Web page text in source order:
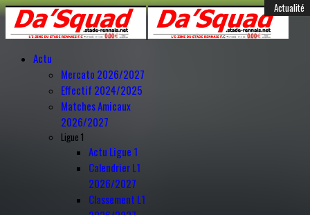
Actu
Mercato 2026/2027
Effectif 2024/2025
Matches Amicaux
2026/2027
Ligue 1
Actu Ligue 1
Calendrier L1
2026/2027
Classement L1
Mercato
Mercato
Féminines
Mercato
Mercato
Amical
Actualité
Mercato
Mercato
Actualité
Mercato
Mercato
Mercato
Mercato
Mercato
Actualité
Anciens
Actualité
précédente
précédent
suivante
suivant